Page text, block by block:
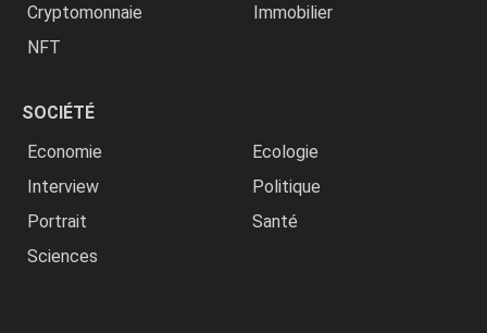
Cryptomonnaie
Immobilier
NFT
SOCIÉTÉ
Economie
Ecologie
Interview
Politique
Portrait
Santé
Sciences